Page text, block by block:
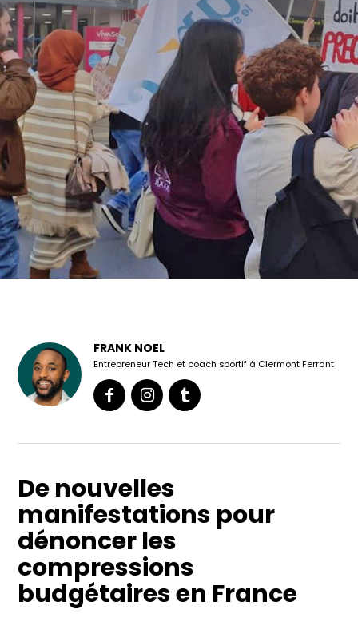
FRANK NOEL
Entrepreneur Tech et coach sportif à Clermont Ferrant
De nouvelles
manifestations pour
dénoncer les
compressions
budgétaires en France